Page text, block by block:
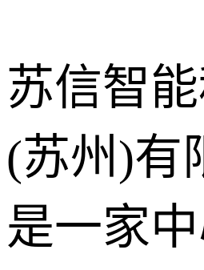
苏信智
(苏州)有
是一家
中心供氧系
统
气体终端